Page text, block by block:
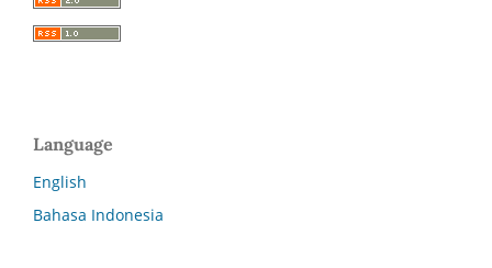
Language
English
Bahasa Indonesia